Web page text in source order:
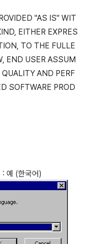
"AS IS" WIT
EITHER EXPRES
TO THE FULLE
END USER ASSUM
AND PERF
SOFTWARE PROD
: 예 (한국어)